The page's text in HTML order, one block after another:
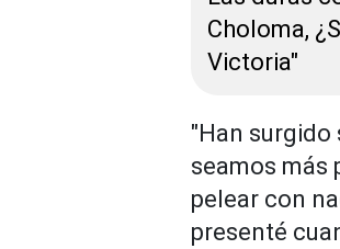
Choloma,
Victoria"
"Han surgido
seamos más
pelear con
presenté